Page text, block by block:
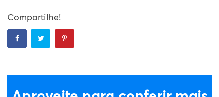
Compartilhe!